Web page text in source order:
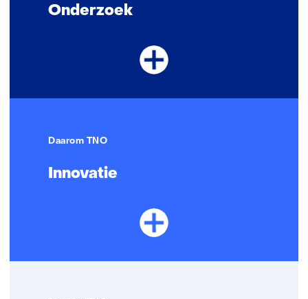
Onderzoek
Innovatie
Daarom TNO